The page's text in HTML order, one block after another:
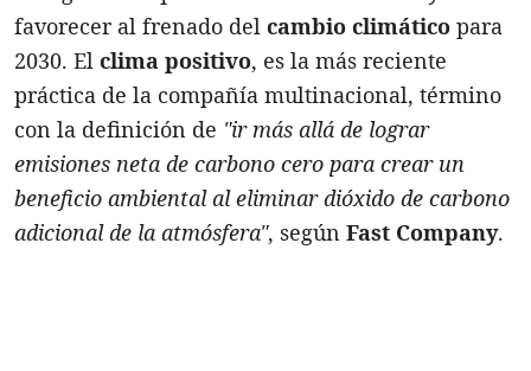
favorecer al frenado del cambio climático para
2030. El clima positivo, es la más reciente
práctica de la compañía multinacional, término
con la definición de "ir más allá de lograr
emisiones neta de carbono cero para crear un
beneficio ambiental al eliminar dióxido de carbono
adicional de la atmósfera", según Fast Company.